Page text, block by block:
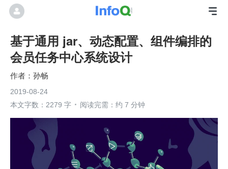
基于通用 jar、动态配置、组件编排的
会员任务中心系统设计
孙畅
2019-08-24
本文字数：2279 字
阅读完需：约 7 分钟